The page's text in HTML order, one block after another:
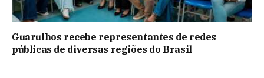
Guarulhos recebe representantes de redes
públicas de diversas regiões do Brasil